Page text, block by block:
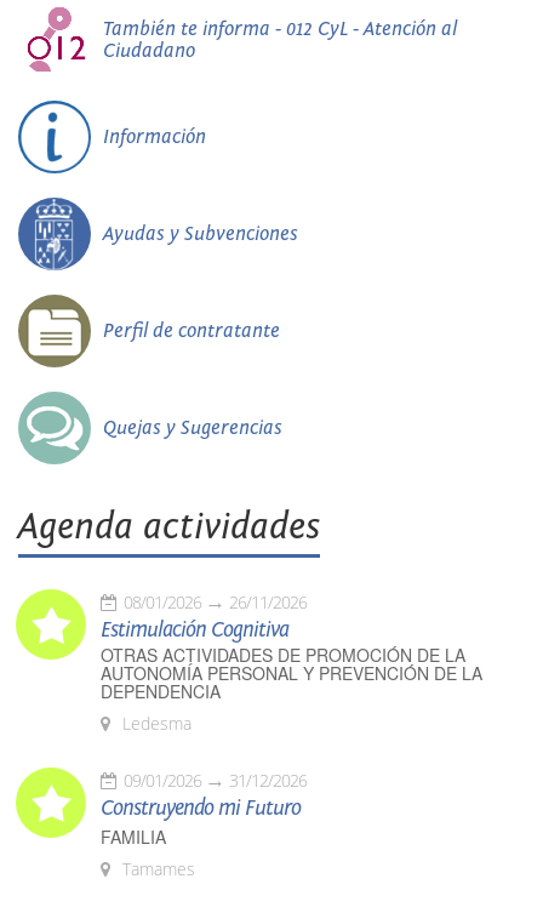
También te informa - 012 CyL - Atención al
Ciudadano
Información
Ayudas y Subvenciones
Perfil de contratante
Quejas y Sugerencias
Agenda actividades
08/01/2026 26/11/2026
Estimulación Cognitiva
OTRAS ACTIVIDADES DE PROMOCIÓN DE LA
AUTONOMÍA PERSONAL Y PREVENCIÓN DE LA
DEPENDENCIA
Ledesma
09/01/2026 31/12/2026
Construyendo mi Futuro
FAMILIA
Tamames